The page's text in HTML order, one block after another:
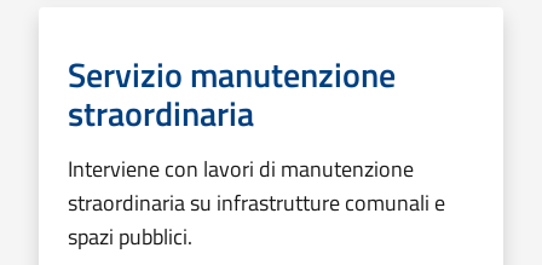
Servizio manutenzione
straordinaria
Interviene con lavori di manutenzione
straordinaria su infrastrutture comunali e
spazi pubblici.